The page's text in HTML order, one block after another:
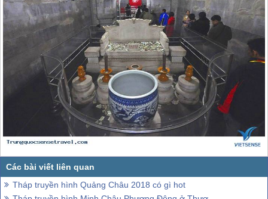
Tháp truyền hình Quảng Châu 2018 có gì hot